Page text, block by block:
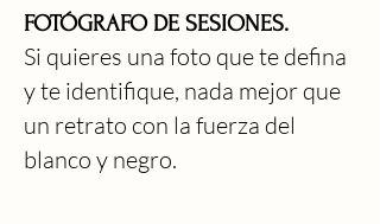
FOTÓGRAFO DE SESIONES.
Si quieres una foto que te defina
y te identifique, nada mejor que
un retrato con la fuerza del
blanco y negro.